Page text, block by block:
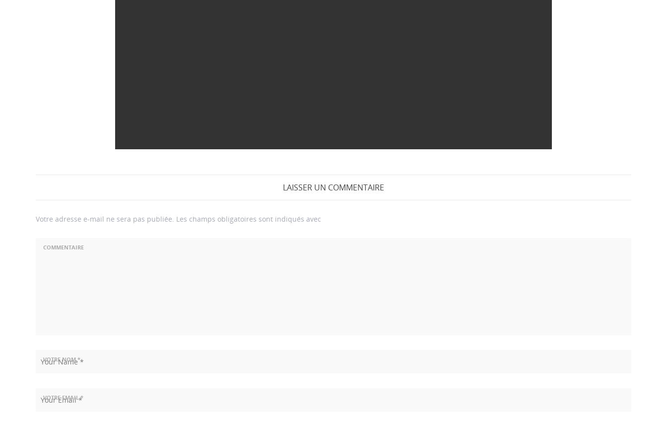
LAISSER UN COMMENTAIRE
Votre adresse e-mail ne sera pas publiée. Les champs obligatoires sont indiqués avec
COMMENTAIRE
VOTRE NOM *
VOTRE EMAIL *